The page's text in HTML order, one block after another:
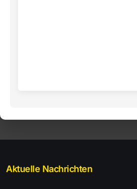
Aktuelle Nachrichten